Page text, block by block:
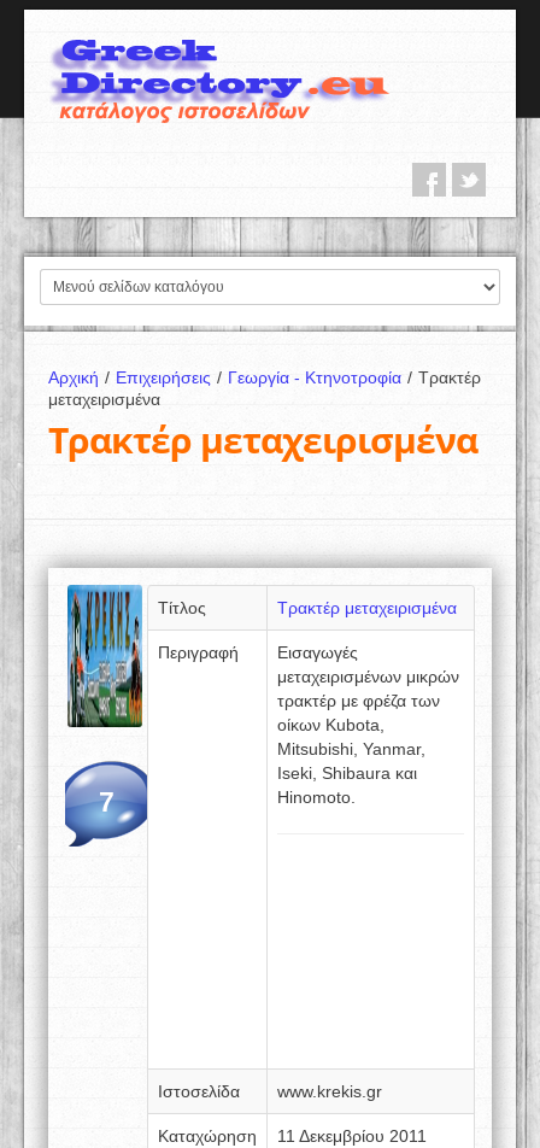
Αρχική / Επιχειρήσεις / Γεωργία - Κτηνοτροφία / Τρακτέρ
μεταχειρισμένα
Τρακτέρ μεταχειρισμένα
7
Τίτλος Τρακτέρ μεταχειρισμένα
Περιγραφή
Εισαγωγές
μεταχειρισμένων μικρών
τρακτέρ με φρέζα των
οίκων Kubota,
Mitsubishi, Yanmar,
Iseki, Shibaura και
Hinomoto.
Ιστοσελίδα www.krekis.gr
Καταχώρηση 11 Δεκεμβρίου 2011